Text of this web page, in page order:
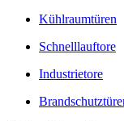
Kühlraumtüren
Schnelllauftore
Industrietore